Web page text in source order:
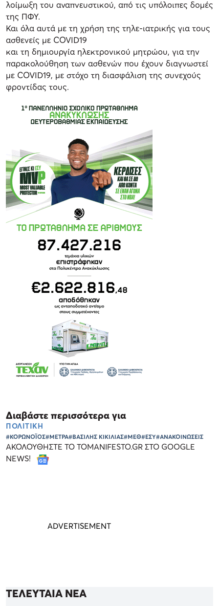
λοίμωξη του αναπνευστικού, από τις υπόλοιπες δομές
της ΠΦΥ.
Και όλα αυτά με τη χρήση της τηλε-ιατρικής για τους
ασθενείς με COVID19
και τη δημιουργία ηλεκτρονικού μητρώου, για την
παρακολούθηση των ασθενών που έχουν διαγνωστεί
με COVID19, με στόχο τη διασφάλιση της συνεχούς
φροντίδας τους.
Διαβάστε περισσότερα για
ΠΟΛΙΤΙΚΗ
#ΚΟΡΩΝΟΪΟΣ#ΜΕΤΡΑ#ΒΑΣΙΛΗΣ ΚΙΚΙΛΙΑΣ#ΜΕΘ#ΕΣΥ#ΑΝΑΚΟΙΝΩΣΕΙΣ
ΑΚΟΛΟΥΘΗΣΤΕ ΤΟ TOMANIFESTO.GR ΣΤΟ GOOGLE
NEWS!
ΤΕΛΕΥΤΑΙΑ ΝΕΑ